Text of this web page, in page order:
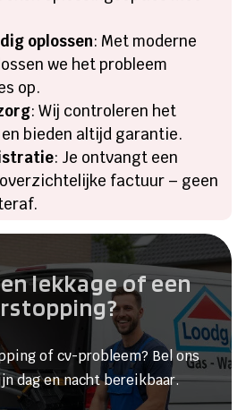
oplossen: Met moderne
we het probleem
op.
: Wij controleren het
bieden altijd garantie.
: Je ontvangt een
factuur – geen
lekkage of een
of cv-probleem? Bel ons
dag en nacht bereikbaar.